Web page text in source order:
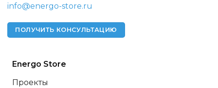
Energo Store
Проекты
info@energo-store.ru
ПОЛУЧИТЬ КОНСУЛЬТАЦИЮ